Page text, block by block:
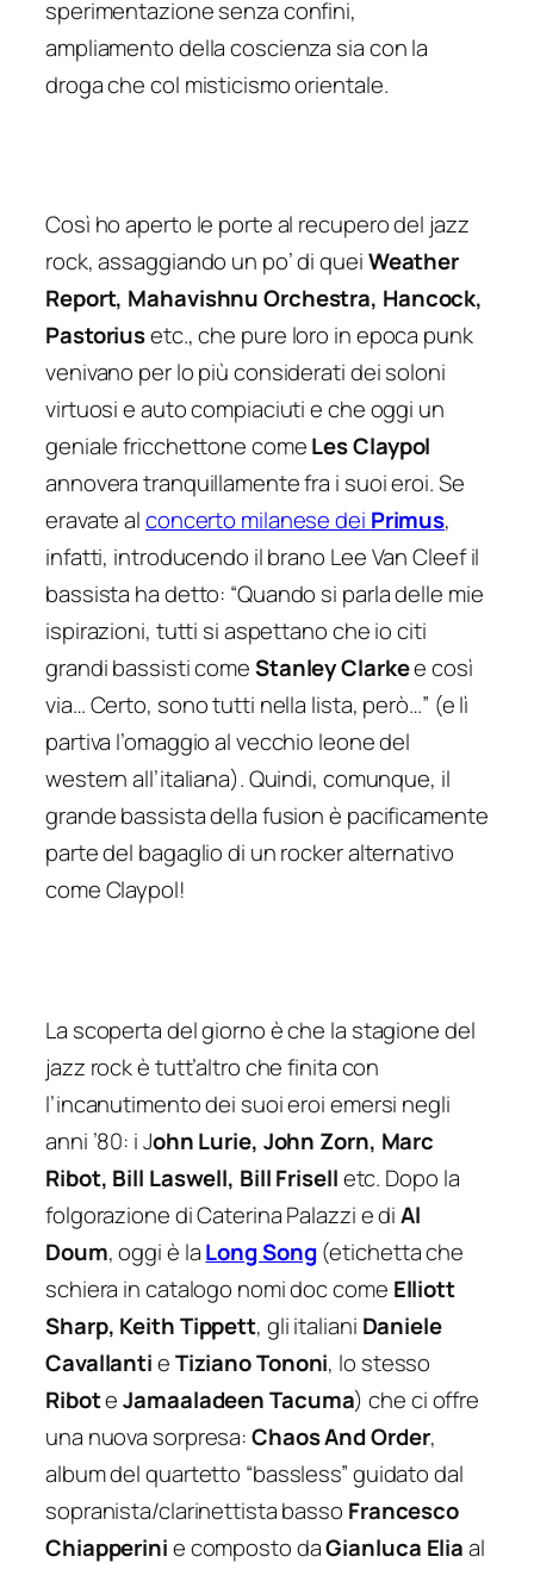
sperimentazione senza confini,
ampliamento della coscienza sia con la
droga che col misticismo orientale.
Così ho aperto le porte al recupero del jazz
rock, assaggiando un po’ di queiWeather
Report, Mahavishnu Orchestra, Hancock,
Pastoriusetc., che pure loro in epoca punk
venivano per lo più considerati dei soloni
virtuosi e auto compiaciuti e che oggi un
geniale fricchettone comeLes Claypol
annovera tranquillamente fra i suoi eroi. Se
eravate alconcerto milanese dei Primus,
infatti, introducendo il brano Lee Van Cleefil
bassista ha detto: “Quando si parla delle mie
ispirazioni, tutti si aspettano che io citi
grandi bassisti comeStanley Clarkee così
via… Certo, sono tutti nella lista, però…” (e lì
partiva l’omaggio al vecchio leone del
western all’italiana). Quindi, comunque, il
grande bassista della fusion è pacificamente
parte del bagaglio di un rocker alternativo
come Claypol!
La scoperta del giorno è che la stagione del
jazz rock è tutt’altro che finita con
l’incanutimento dei suoi eroi emersi negli
anni ’80: i John Lurie, John Zorn, Marc
Ribot, Bill Laswell, Bill Friselletc. Dopo la
folgorazione di Caterina Palazzi e diAl
Doum, oggi è laLong Song (etichetta che
schiera in catalogo nomi doc come Elliott
Sharp, Keith Tippett, gli italiani Daniele
CavallantieTiziano Tononi, lo stesso
RiboteJamaaladeen Tacuma) che ci offre
una nuova sorpresa:Chaos And Order,
album del quartetto “bassless” guidato dal
sopranista/clarinettista basso Francesco
Chiapperinie composto daGianluca Eliaal